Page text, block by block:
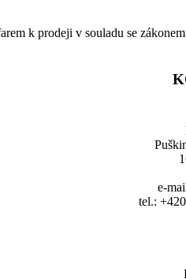
k prodeji v souladu se
e-
tel.: